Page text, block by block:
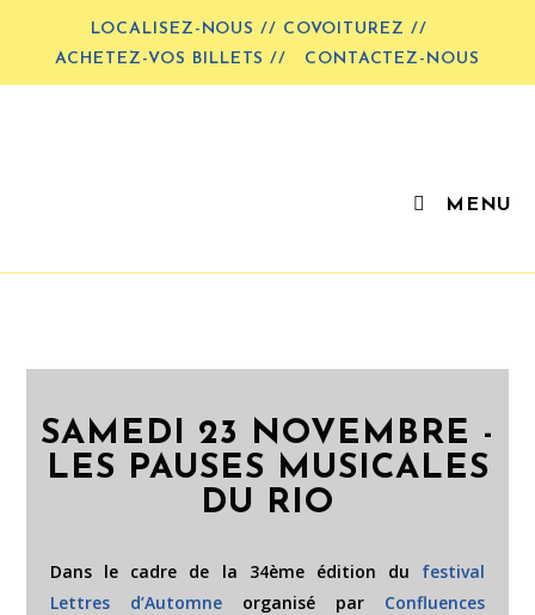
LOCALISEZ-NOUS // COVOITUREZ //
ACHETEZ-VOS BILLETS //
CONTACTEZ-NOUS
MENU
SAMEDI 23 NOVEMBRE -
LES PAUSES MUSICALES
DU RIO
Dans le cadre de la 34ème édition du festival
Lettres d’Automne organisé par Confluences